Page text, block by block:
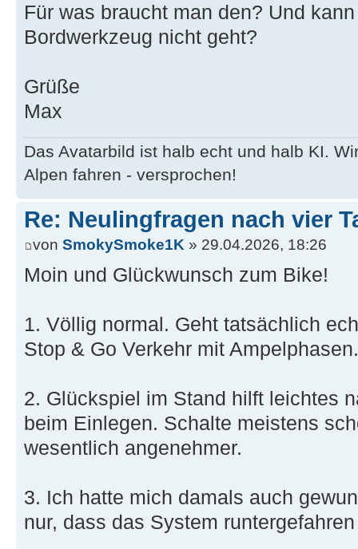
Für was braucht man den? Und
Bordwerkzeug nicht geht?
Grüße
Max
Das Avatarbild ist halb echt und halb KI.
Alpen fahren - versprochen!
Re: Neulingfragen nach vier
von SmokySmoke1K » 29.04.2026, 18:26
Moin und Glückwunsch zum Bike!
1. Völlig normal. Geht tatsächlich
Stop & Go Verkehr mit Ampelphasen.
2. Glückspiel im Stand hilft leichtes
beim Einlegen. Schalte meistens
wesentlich angenehmer.
3. Ich hatte mich damals auch
nur, dass das System